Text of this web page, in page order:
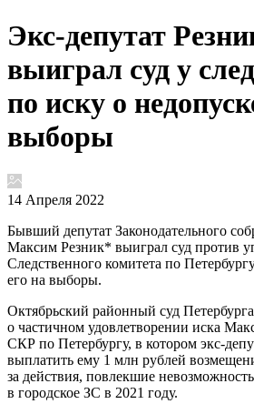
Экс-депутат
выиграл суд у
по иску о
выборы
14 Апреля 2022
Бывший депутат Законодательного
Максим Резник* выиграл суд против
Следственного комитета по
его на выборы.
Октябрьский районный суд
о частичном удовлетворении иска
СКР по Петербургу, в котором экс-
выплатить ему 1 млн рублей
за действия, повлекшие
в городское ЗС в 2021 году.